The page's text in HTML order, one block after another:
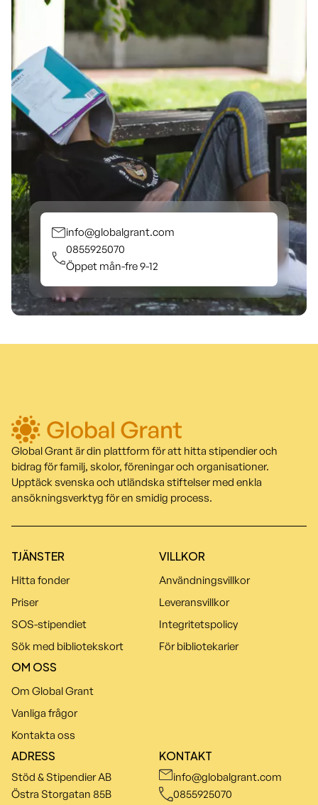
info@globalgrant.com
0855925070
Öppet mån-fre 9-12
Global Grant är din plattform för att hitta stipendier och
bidrag för familj, skolor, föreningar och organisationer.
Upptäck svenska och utländska stiftelser med enkla
ansökningsverktyg för en smidig process.
TJÄNSTER
Hitta fonder
Priser
SOS-stipendiet
Sök med bibliotekskort
VILLKOR
Användningsvillkor
Leveransvillkor
Integritetspolicy
För bibliotekarier
OM OSS
Om Global Grant
Vanliga frågor
Kontakta oss
ADRESS
Stöd & Stipendier AB
Östra Storgatan 85B
KONTAKT
info@globalgrant.com
0855925070